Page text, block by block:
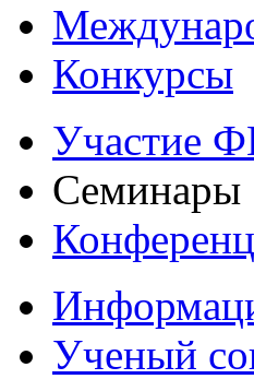
Конкурсы
Участие
Семинары
Ученый